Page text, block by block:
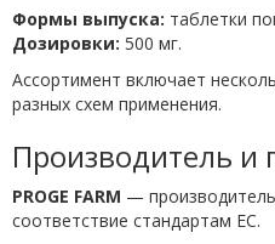
Формы выпуска: таблетки
Дозировки: 500 мг.
Ассортимент включает
разных схем применения.
Производитель и
PROGE FARM —
соответствие стандартам ЕС.